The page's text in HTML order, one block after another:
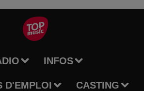
INFOS
D'EMPLOI CASTING